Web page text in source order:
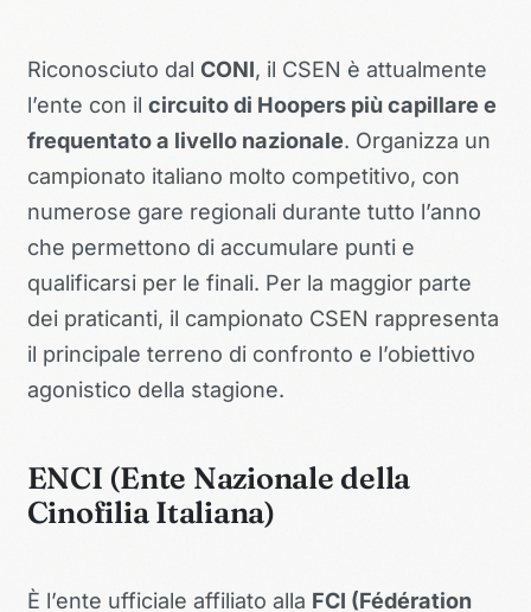
Riconosciuto dal CONI, il CSEN è attualmente
l’ente con il circuito di Hoopers più capillare e
frequentato a livello nazionale. Organizza un
campionato italiano molto competitivo, con
numerose gare regionali durante tutto l’anno
che permettono di accumulare punti e
qualificarsi per le finali. Per la maggior parte
dei praticanti, il campionato CSEN rappresenta
il principale terreno di confronto e l’obiettivo
agonistico della stagione.
ENCI (Ente Nazionale della
Cinofilia Italiana)
È l’ente ufficiale affiliato alla FCI (Fédération